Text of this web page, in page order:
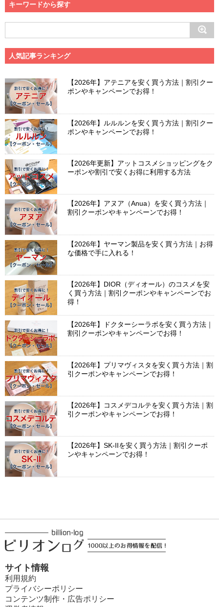
キーワードから探す
人気記事ランキング
【2026年】アテニアを安く買う方法｜割引クー
ポンやキャンペーンでお得！
【2026年】ルルルンを安く買う方法｜割引クー
ポンやキャンペーンでお得！
【2026年更新】アットコスメショッピングをク
ーポンや割引で安くお得に利用する方法
【2026年】アヌア（Anua）を安く買う方法｜
割引クーポンやキャンペーンでお得！
【2026年】ヤーマン製品を安く買う方法｜お得
な価格で手に入れる！
【2026年】DIOR（ディオール）のコスメを安
く買う方法｜割引クーポンやキャンペーンでお
得！
【2026年】ドクターシーラボを安く買う方法｜
割引クーポンやキャンペーンでお得！
【2026年】プリマヴィスタを安く買う方法｜割
引クーポンやキャンペーンでお得！
【2026年】コスメデコルテを安く買う方法｜割
引クーポンやキャンペーンでお得！
【2026年】SK-IIを安く買う方法｜割引クーポ
ンやキャンペーンでお得！
サイト情報
利用規約
プライバシーポリシー
コンテンツ制作・広告ポリシー